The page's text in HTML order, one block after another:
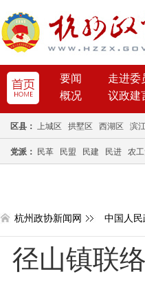
要闻 走进委
概况
议政建
区县： 上城区 拱墅区 西湖区 滨
党派： 民革 民盟 民建 民进 农
杭州政协新闻网 中国人
径山镇联